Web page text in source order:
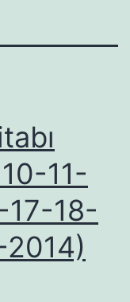
11-
18-